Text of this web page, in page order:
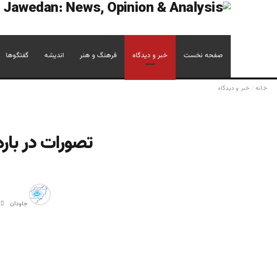
صفحه نخست خبر و دیدگاه فرهنگ و هنر اندیشه گفتگوها
خانه / خبر و دیدگاه
تصورات در
جاودان